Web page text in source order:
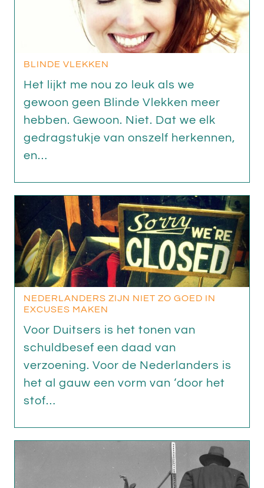
BLINDE VLEKKEN
Het lijkt me nou zo leuk als we
gewoon geen Blinde Vlekken meer
hebben. Gewoon. Niet. Dat we elk
gedragstukje van onszelf herkennen,
en…
NEDERLANDERS ZIJN NIET ZO GOED IN
EXCUSES MAKEN
Voor Duitsers is het tonen van
schuldbesef een daad van
verzoening. Voor de Nederlanders is
het al gauw een vorm van ‘door het
stof…